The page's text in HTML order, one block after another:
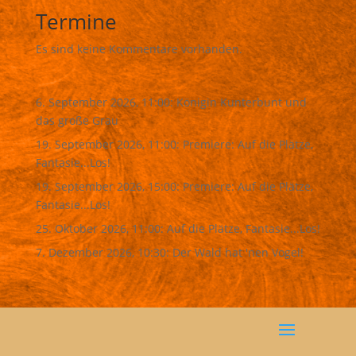
Termine
Es sind keine Kommentare vorhanden.
6. September 2026, 11:00: Königin Kunterbunt und
das große Grau
19. September 2026, 11:00: Premiere: Auf die Plätze,
Fantasie...Los!
19. September 2026, 15:00: Premiere: Auf die Plätze,
Fantasie...Los!
25. Oktober 2026, 11:00: Auf die Plätze, Fantasie...Los!
7. Dezember 2026, 10:30: Der Wald hat 'nen Vogel!